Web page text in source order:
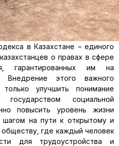
в Казахстане – единого
о правах в сфере
гарантированных им на
Внедрение этого важного
улучшить понимание
социальной
повысить уровень жизни
на пути к открытому и
где каждый человек
для трудоустройства и